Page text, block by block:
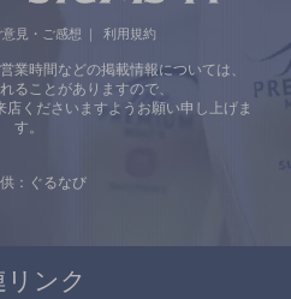
意見・ご感想 利用規約
業時間などの掲載情報については、
ることがありますので、
くださいますようお願い申し上げま
す。
：ぐるなび
リンク